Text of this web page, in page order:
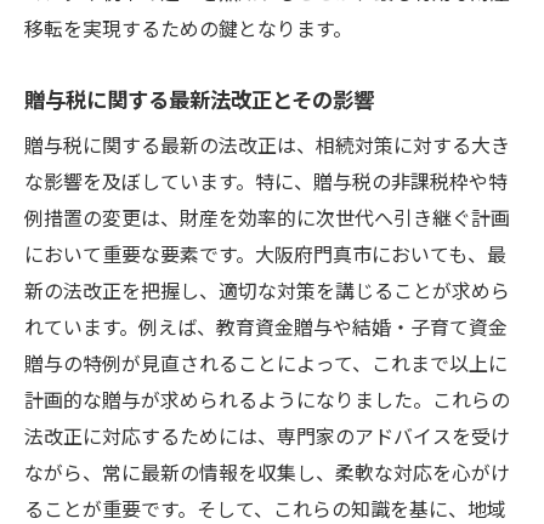
移転を実現するための鍵となります。
贈与税に関する最新法改正とその影響
贈与税に関する最新の法改正は、相続対策に対する大き
な影響を及ぼしています。特に、贈与税の非課税枠や特
例措置の変更は、財産を効率的に次世代へ引き継ぐ計画
において重要な要素です。大阪府門真市においても、最
新の法改正を把握し、適切な対策を講じることが求めら
れています。例えば、教育資金贈与や結婚・子育て資金
贈与の特例が見直されることによって、これまで以上に
計画的な贈与が求められるようになりました。これらの
法改正に対応するためには、専門家のアドバイスを受け
ながら、常に最新の情報を収集し、柔軟な対応を心がけ
ることが重要です。そして、これらの知識を基に、地域